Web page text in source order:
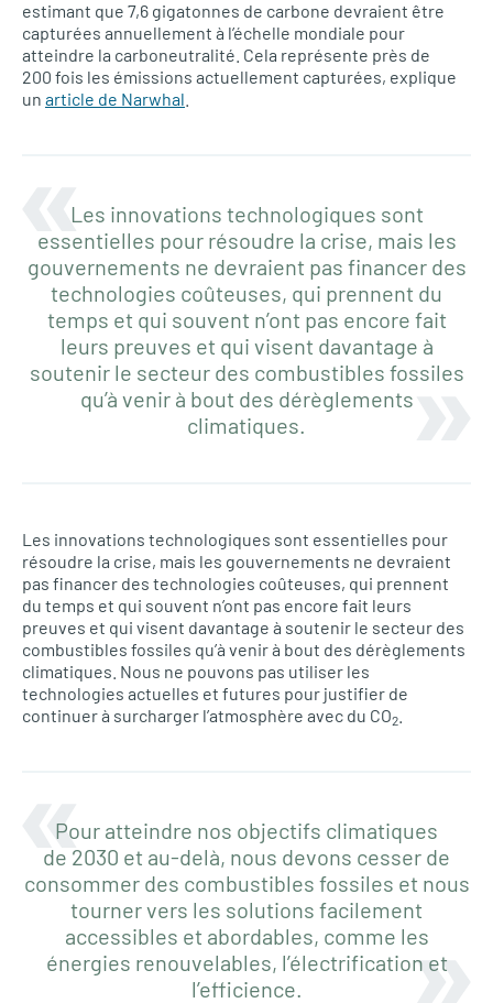
estimant que 7,6 gigatonnes de carbone devraient être
capturées annuellement à l’échelle mondiale pour
atteindre la carboneutralité. Cela représente près de
200 fois les émissions actuellement capturées, explique
un article de Narwhal
Les innovations technologiques sont
essentielles pour résoudre la crise, mais les
gouvernements ne devraient pas financer des
technologies coûteuses, qui prennent du
temps et qui souvent n’ont pas encore fait
leurs preuves et qui visent davantage à
soutenir le secteur des combustibles fossiles
qu’à venir à bout des dérèglements
climatiques.
Les innovations technologiques sont essentielles pour
résoudre la crise, mais les gouvernements ne devraient
pas financer des technologies coûteuses, qui prennent
du temps et qui souvent n’ont pas encore fait leurs
preuves et qui visent davantage à soutenir le secteur des
combustibles fossiles qu’à venir à bout des dérèglements
climatiques. Nous ne pouvons pas utiliser les
technologies actuelles et futures pour justifier de
continuer à surcharger l’atmosphère avec du CO2
Pour atteindre nos objectifs climatiques
de 2030 et au-delà, nous devons cesser de
consommer des combustibles fossiles et nous
tourner vers les solutions facilement
accessibles et abordables, comme les
énergies renouvelables, l’électrification et
l’efficience.